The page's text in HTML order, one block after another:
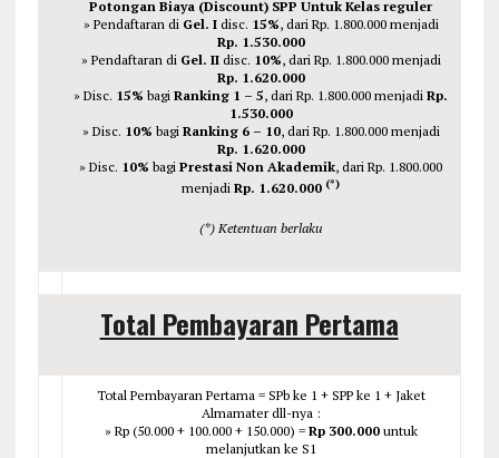
Potongan Biaya (Discount) SPP Untuk Kelas reguler
» Pendaftaran di Gel. Idisc. 15%, dari Rp. 1.800.000 menjadi
Rp. 1.530.000
» Pendaftaran di Gel. IIdisc. 10%, dari Rp. 1.800.000 menjadi
Rp. 1.620.000
» Disc. 15% bagiRanking 1 – 5, dari Rp. 1.800.000 menjadiRp.
1.530.000
» Disc. 10% bagi Ranking 6 – 10, dari Rp. 1.800.000 menjadi
Rp. 1.620.000
» Disc. 10% bagiPrestasi Non Akademik, dari Rp. 1.800.000
menjadiRp. 1.620.000 (*)
(*) Ketentuan berlaku
Total Pembayaran Pertama
Total Pembayaran Pertama = SPb ke 1 + SPP ke 1 + Jaket
Almamater dll-nya :
» Rp (50.000 + 100.000 + 150.000) = Rp 300.000untuk
melanjutkan ke S1